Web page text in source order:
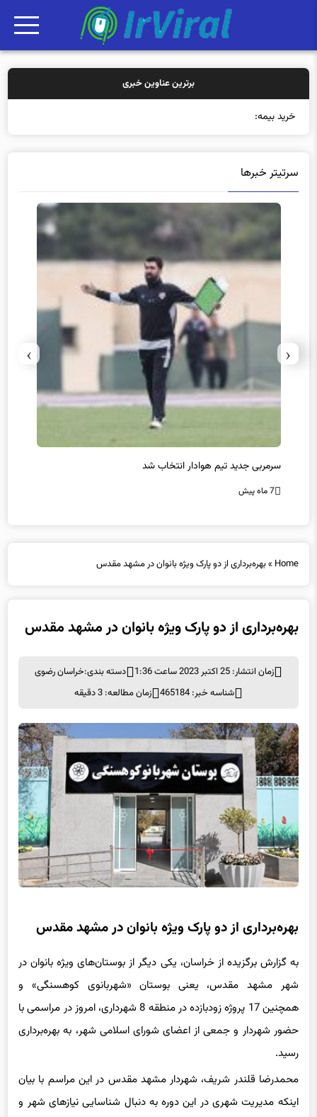
برترین عناوین خبری
خرید بیمه: سنتی یا آ
سرتیتر خبرها
سرمربی جدید تیم هوادار انتخاب شد
7 ماه پیش
‹
›
Home
»بهره‌برداری از دو پارک ویژه بانوان در مشهد مقدس
بهره‌برداری از دو پارک ویژه بانوان در مشهد مقدس
زمان انتشار: 25 اکتبر 2023 ساعت 1:36 دسته بندی:خراسان رضوی
شناسه خبر: 465184
زمان مطالعه: 3 دقیقه
بهره‌برداری از دو پارک ویژه بانوان در مشهد مقدس
به گزارش برگزیده از خراسان، یکی دیگر از بوستان‌های ویژه بانوان در
شهر مشهد مقدس، یعنی بوستان «شهربانوی کوهسنگی» و
همچنین 17 پروژه زودبازده در منطقه 8 شهرداری، امروز در مراسمی با
حضور شهردار و جمعی از اعضای شورای اسلامی شهر، به بهره‌برداری
رسید.
محمدرضا قلندر شریف، شهردار مشهد مقدس در این مراسم با بیان
اینکه مدیریت شهری در این دوره به دنبال شناسایی نیازهای شهر و